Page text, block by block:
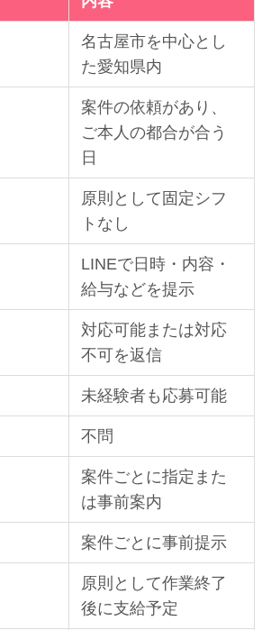
名古屋市を中心とし
た愛知県内
案件の依頼があり、
ご本人の都合が合う
日
原則として固定シフ
トなし
LINEで日時・内容・
給与などを提示
対応可能または対応
不可を返信
未経験者も応募可能
不問
案件ごとに指定また
は事前案内
案件ごとに事前提示
原則として作業終了
後に支給予定